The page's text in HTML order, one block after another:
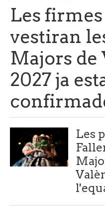
Les
vestiran
Majors de
2027 ja
Les